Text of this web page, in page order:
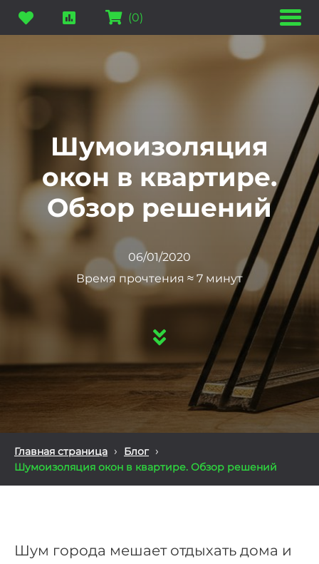
(0)
Шумоизоляция
окон в квартире.
Обзор решений
06/01/2020
Время прочтения ≈ 7 минут
Главная страница › Блог ›
Шумоизоляция окон в квартире. Обзор решений
Шум города мешает отдыхать дома и